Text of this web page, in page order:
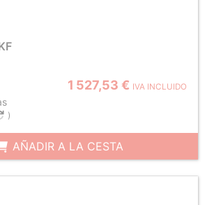
1 527,53 € IVA INCLUIDO
)
AÑADIR A LA CESTA